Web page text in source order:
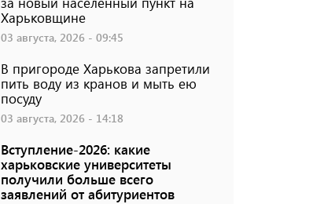
Харьковщине
03 августа, 2026 - 09:45
В пригороде Харькова запретили
пить воду из кранов и мыть ею
посуду
03 августа, 2026 - 14:18
Вступление-2026: какие
харьковские университеты
получили больше всего
заявлений от абитуриентов